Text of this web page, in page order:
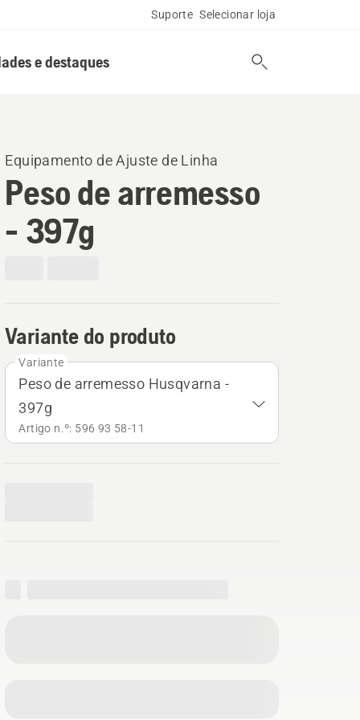
Suporte Selecionar loja
e destaques
Equipamento de Ajuste de Linha
Peso de arremesso
- 397g
Variante do produto
Variante
Peso de arremesso Husqvarna -
397g
Artigo n.º: 596 93 58‑11